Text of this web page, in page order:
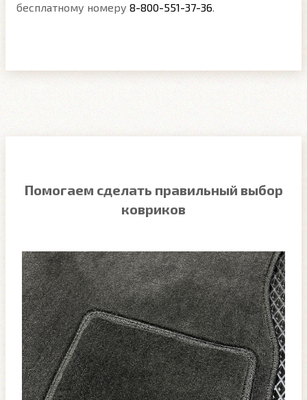
бесплатному номеру 8-800-551-37-36.
Помогаем сделать правильный выбор
ковриков